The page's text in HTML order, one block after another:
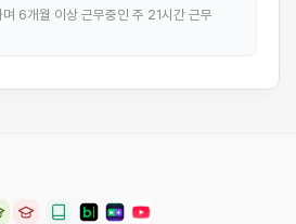
6개월 이상 근무중인 주 21시간 근무